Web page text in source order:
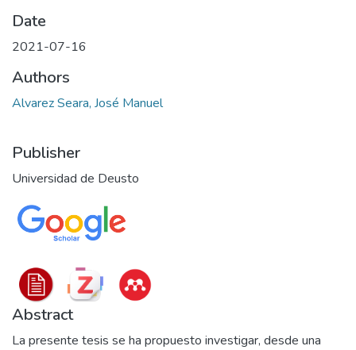
Date
2021-07-16
Authors
Alvarez Seara, José Manuel
Publisher
Universidad de Deusto
Abstract
La presente tesis se ha propuesto investigar, desde una